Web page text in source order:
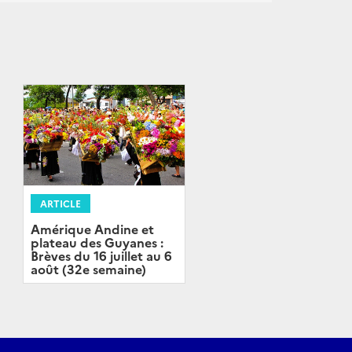
ARTICLE
Amérique Andine et
plateau des Guyanes :
Brèves du 16 juillet au 6
août (32e semaine)